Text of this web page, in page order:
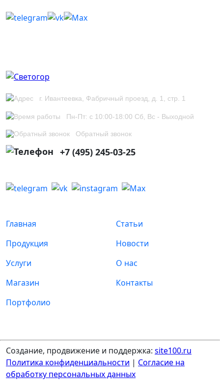
г. Ивантеевка, Фабричный проезд, д. 1, стр. 1
Пн-Пт: с 10:00-18:00 Сб, Вс - Выходной
Обратный звонок
+7 (495) 245-03-25
Главная
Продукция
Услуги
Магазин
Портфолио
Статьи
Новости
О нас
Контакты
Создание, продвижение и поддержка: site100.ru
Политика конфиденциальности | Согласие на
обработку персональных данных